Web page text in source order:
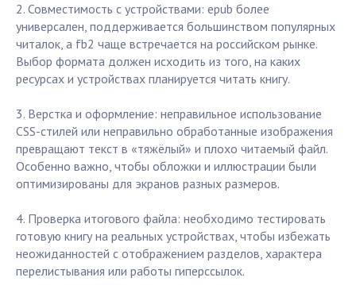
2. Совместимость с устройствами: epub более
универсален, поддерживается большинством популярных
читалок, а fb2 чаще встречается на российском рынке.
Выбор формата должен исходить из того, на каких
ресурсах и устройствах планируется читать книгу.
3. Верстка и оформление: неправильное использование
CSS-стилей или неправильно обработанные изображения
превращают текст в «тяжёлый» и плохо читаемый файл.
Особенно важно, чтобы обложки и иллюстрации были
оптимизированы для экранов разных размеров.
4. Проверка итогового файла: необходимо тестировать
готовую книгу на реальных устройствах, чтобы избежать
неожиданностей с отображением разделов, характера
перелистывания или работы гиперссылок.